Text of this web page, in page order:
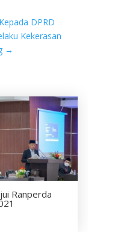
DPRD
Kekerasan
→
Ranperda